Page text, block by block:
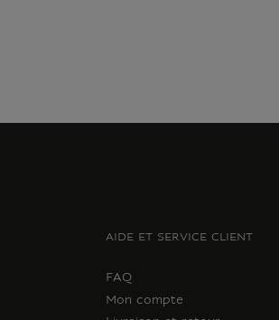
AIDE ET SERVICE CLIENT
FAQ
Mon compte